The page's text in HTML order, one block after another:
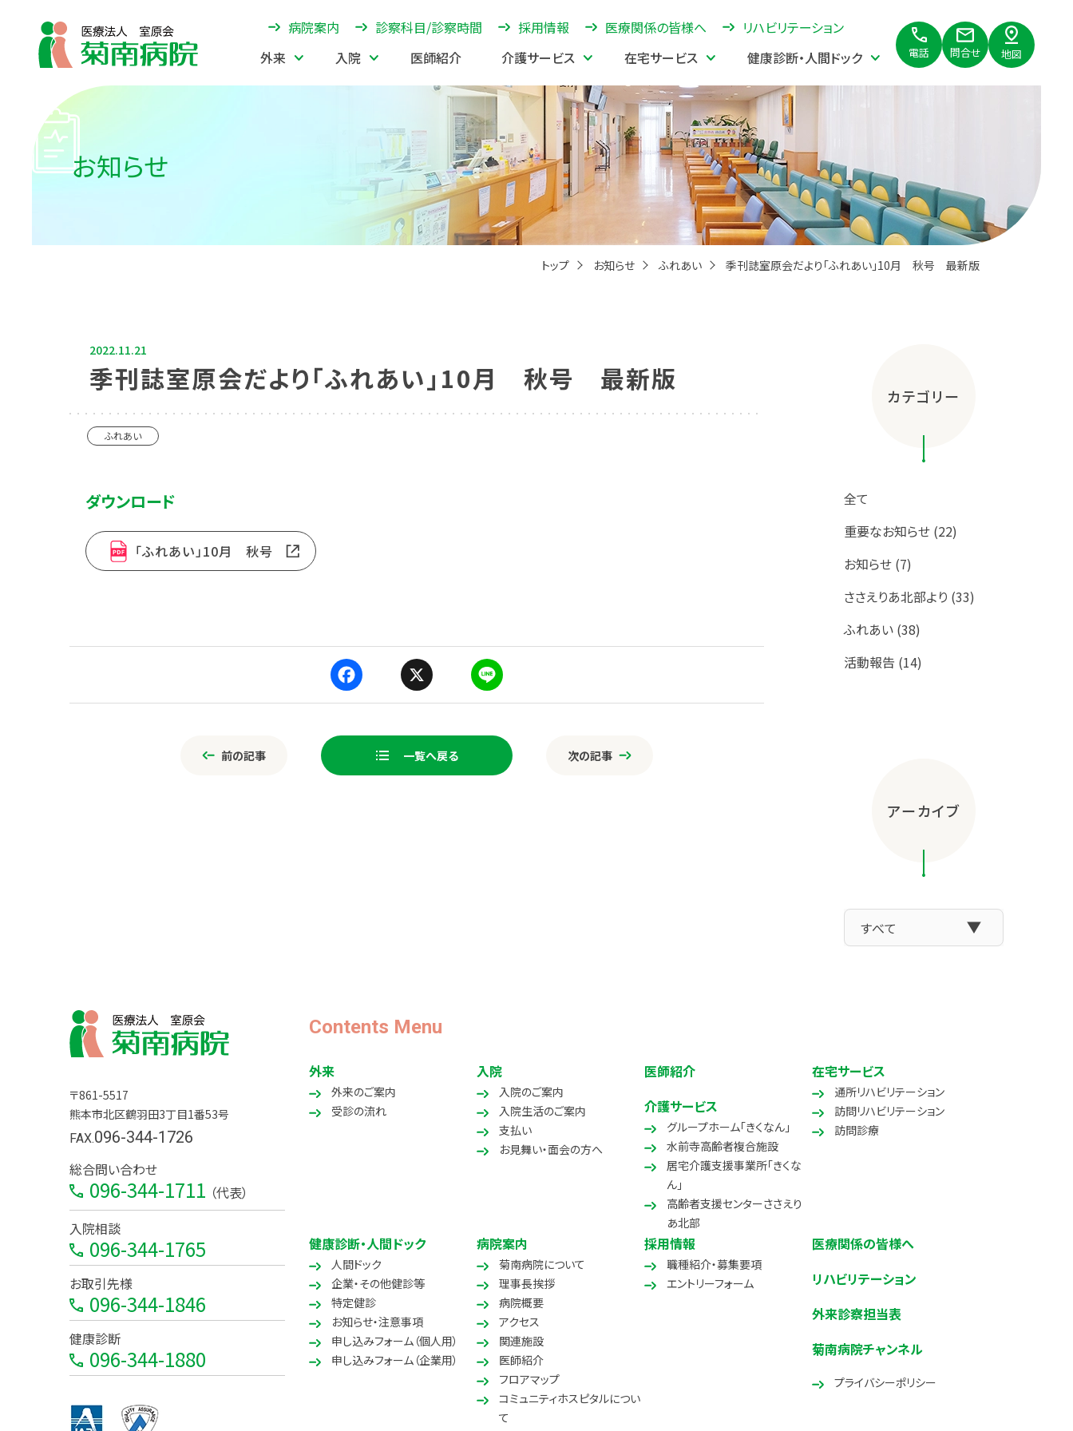
病院案内 診察科目/診察時間 採用情報 医療関係の皆様へ
リハビリテーション
外来
入院 医師紹介 介護サービス 在宅サービス 健康診断・人間ドック 電話 問合せ 地図
お知らせ
トップ お知らせ ふれあい 季刊誌室原会だより「ふれあい」10月 秋号 最新版
2022.11.21
季刊誌室原会だより「ふれあい」10月 秋号 最新版
ふれあい
ダウンロード
「ふれあい」10月 秋号
Fa
ce
bo
X
Li
ne
ページ送り
一覧へ戻る
前の記事 次の記事
カテゴリー
全て
重要なお知らせ (22)
お知らせ (7)
ささえりあ北部より (33)
ふれあい (38)
活動報告 (14)
アーカイブ
〒861-5517
熊本市北区鶴羽田3丁目1番53号
FAX.096-344-1726
総合問い合わせ
096-344-1711 （代表）
入院相談
096-344-1765
お取引先様
096-344-1846
健康診断
096-344-1880
Contents Menu
外来
外来のご案内
受診の流れ
入院
入院のご案内
入院生活のご案内
支払い
お見舞い・面会の方へ
医師紹介
介護サービス
グループホーム「きくなん」
水前寺高齢者複合施設
居宅介護支援事業所「きくな
ん」
高齢者支援センターささえり
あ北部
在宅サービス
通所リハビリテーション
訪問リハビリテーション
訪問診療
健康診断・人間ドック
人間ドック
企業・その他健診等
特定健診
お知らせ・注意事項
申し込みフォーム（個人用）
申し込みフォーム（企業用）
病院案内
菊南病院について
理事長挨拶
病院概要
アクセス
関連施設
医師紹介
フロアマップ
コミュニティホスピタルについ
て
採用情報
職種紹介・募集要項
エントリーフォーム
医療関係の皆様へ
リハビリテーション
外来診察担当表
菊南病院チャンネル
プライバシーポリシー